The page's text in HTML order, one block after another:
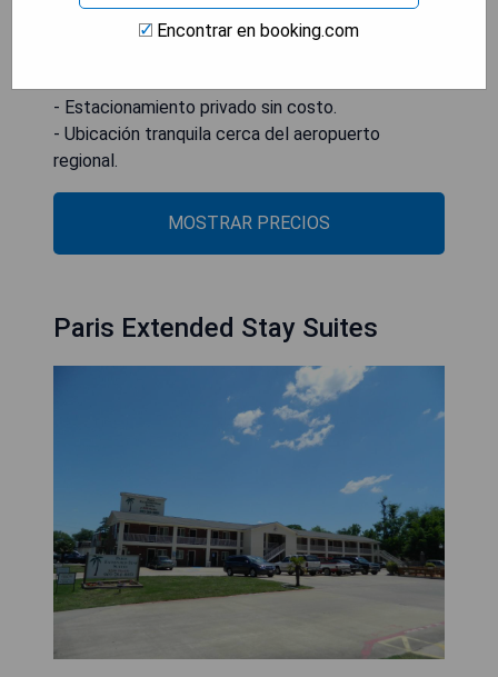
- Alojamiento espacioso y cómodo.
- Estacionamiento privado sin costo.
- Ubicación tranquila cerca del aeropuerto
regional.
MOSTRAR PRECIOS
Paris Extended Stay Suites
Encontrar en booking.com